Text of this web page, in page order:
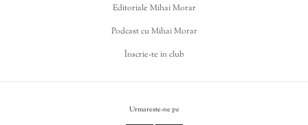
Editoriale Mihai Morar
Podcast cu Mihai Morar
Înscrie-te in club
Urmareste-ne pe